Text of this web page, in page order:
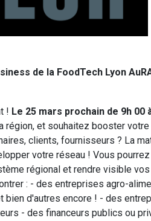
de la FoodTech Lyon
! Le 25 mars prochain de 9h 00
région, et souhaitez booster
clients, fournisseurs ? La
votre réseau ! Vous
régional et rendre visible
: - des entreprises agro-
bien d'autres encore ! - des
- des financeurs publics ou